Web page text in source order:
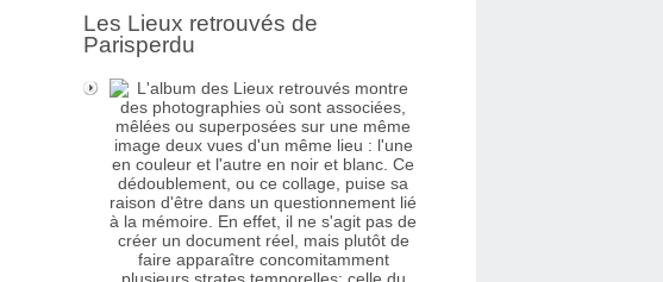
Les Lieux retrouvés de
Parisperdu